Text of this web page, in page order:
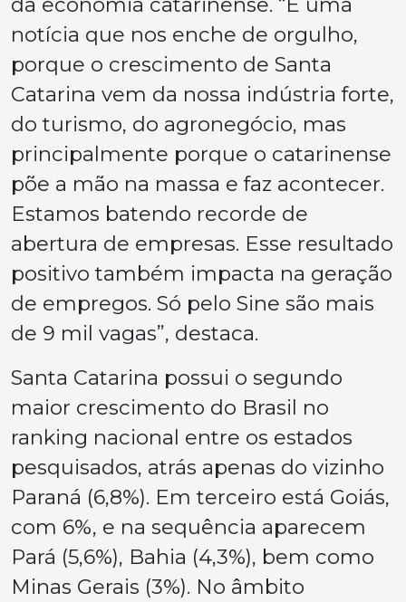
notícia que nos enche de orgulho,
porque o crescimento de Santa
Catarina vem da nossa indústria forte,
do turismo, do agronegócio, mas
principalmente porque o catarinense
põe a mão na massa e faz acontecer.
Estamos batendo recorde de
abertura de empresas. Esse resultado
positivo também impacta na geração
de empregos. Só pelo Sine são mais
de 9 mil vagas”, destaca.
Santa Catarina possui o segundo
maior crescimento do Brasil no
ranking nacional entre os estados
pesquisados, atrás apenas do vizinho
Paraná (6,8%). Em terceiro está Goiás,
com 6%, e na sequência aparecem
Pará (5,6%), Bahia (4,3%), bem como
Minas Gerais (3%). No âmbito